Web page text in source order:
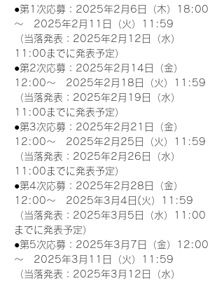
●第1次応募：2025年2月6日（木）18:00
～　2025年2月11日（火）11:59
（当落発表：2025年2月12日（水）
11:00までに発表予定）
●第2次応募：2025年2月14日（金）
12:00～　2025年2月18日（火）11:59
（当落発表：2025年2月19日（水）
11:00までに発表予定）
●第3次応募：2025年2月21日（金）
12:00～　2025年2月25日（火）11:59
（当落発表：2025年2月26日（水）
11:00までに発表予定）
●第4次応募：2025年2月28日（金）
12:00～　2025年3月4日(火）11:59
（当落発表：2025年3月5日（水）11:00
までに発表予定）
●第5次応募：2025年3月7日（金）12:00
～　2025年3月11日（火）11:59
（当落発表：2025年3月12日（水）